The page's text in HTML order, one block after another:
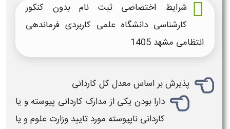
شرایط اختصاصی ثبت نام بدون کنکور
کارشناسی دانشگاه علمی کاربردی فرماندهی
انتظامی مشهد 1405
پذیرش بر اساس معدل کل کاردانی
دارا بودن یکی از مدارک کاردانی پیوسته و یا
کاردانی ناپیوسته مورد تایید وزارت علوم و یا